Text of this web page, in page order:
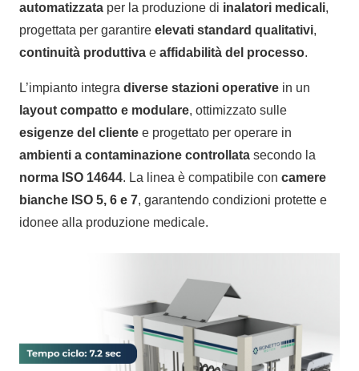
automatizzata per la produzione di inalatori medicali,
progettata per garantire elevati standard qualitativi,
continuità produttiva e affidabilità del processo.
L’impianto integra diverse stazioni operative in un
layout compatto e modulare, ottimizzato sulle
esigenze del cliente e progettato per operare in
ambienti a contaminazione controllata secondo la
norma ISO 14644. La linea è compatibile con camere
bianche ISO 5, 6 e 7, garantendo condizioni protette e
idonee alla produzione medicale.